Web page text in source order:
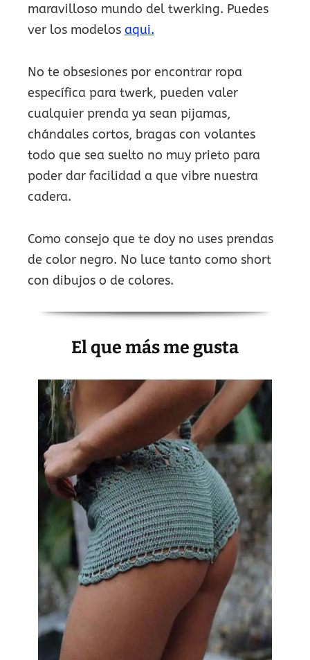
maravilloso mundo del twerking. Puedes
ver los modelos aqui.
No te obsesiones por encontrar ropa
específica para twerk, pueden valer
cualquier prenda ya sean pijamas,
chándales cortos, bragas con volantes
todo que sea suelto no muy prieto para
poder dar facilidad a que vibre nuestra
cadera.
Como consejo que te doy no uses prendas
de color negro. No luce tanto como short
con dibujos o de colores.
El que más me gusta